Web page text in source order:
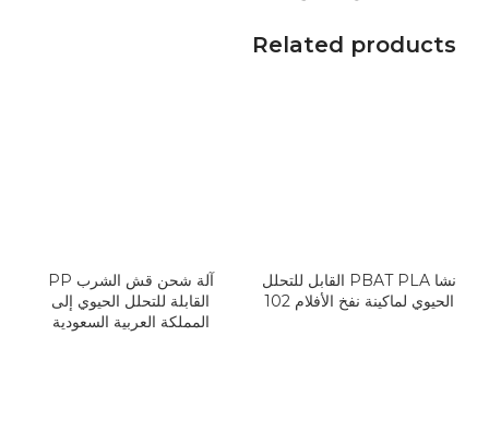
Related products
نشا PBAT PLA القابل للتحلل
الحيوي لماكينة نفخ الأفلام 102
آلة شحن قش الشرب PP
القابلة للتحلل الحيوي إلى
المملكة العربية السعودية